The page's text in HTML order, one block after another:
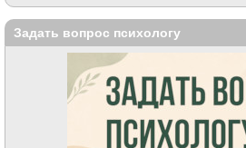
Задать вопрос психологу